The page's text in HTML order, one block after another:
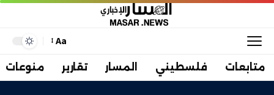
Aa
متابعات فلسطيني المسار تقارير منوعات